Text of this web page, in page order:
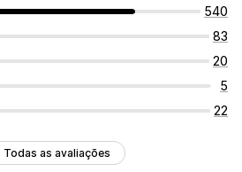
540
83
20
5
22
Todas as avaliações